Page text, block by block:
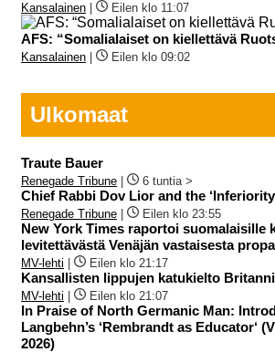
Kansalainen Eilen klo 11:07
AFS: “Somalialaiset on kiellettävä
Kansalainen Eilen klo 09:02
Ulkomaat
Traute Bauer
Renegade Tribune 6 tuntia >
Chief Rabbi Dov Lior and the
Renegade Tribune Eilen klo 23:55
New York Times raportoi suomalaisille
levitettävästä Venäjän vastaisesta
MV-lehti Eilen klo 21:17
Kansallisten lippujen katukielto
MV-lehti Eilen klo 21:07
In Praise of North Germanic Man:
Langbehn’s ‘Rembrandt as Educator‘
2026)